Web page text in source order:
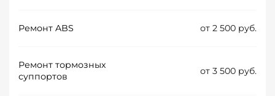
Ремонт ABS от 2 500 руб.
Ремонт тормозных
суппортов
от 3 500 руб.